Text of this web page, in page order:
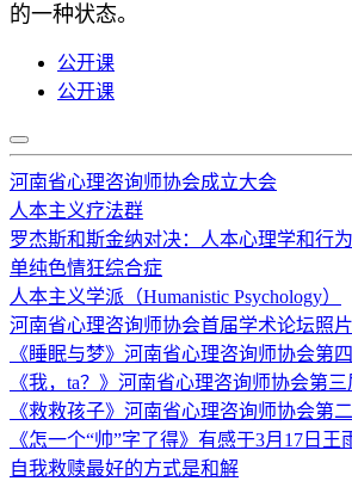
的一种状态。
公开课
公开课
河南省心理咨询师协会成立大会
人本主义疗法群
罗杰斯和斯金纳对决：人本心理学和行
单纯色情狂综合症
人本主义学派（Humanistic Psychology）
河南省心理咨询师协会首届学术论坛照片
《睡眠与梦》河南省心理咨询师协会第
《我，ta？》河南省心理咨询师协会第
《救救孩子》河南省心理咨询师协会第
《怎一个“帅”字了得》有感于3月17日
自我救赎最好的方式是和解